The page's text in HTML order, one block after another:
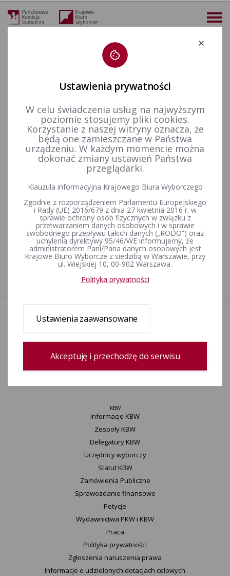
Deklaracja dostępności
06-07-2025
KALENDARIUM 13-07-2025
20-07-2025
Wybory uzupełniające do Rady Miejskiej Gminy Dobrzyca w
okręgu wyborczym nr 3, zarządzone na dzień 13 lipca 2025 r.
Wybory uzupełniające do Rady Gminy i Miasta Odolanów w
okręgu wyborczym nr 1, zarządzone na dzień 13 lipca 2025 r.
Wybory uzupełniające do Rady Miejskiej w Mogielnicy w
okręgu wyborczym nr 8 zarządzone na dzień 13 lipca 2025 r.
Aktualności
Informacje
Konkurs „Wybieram Wybory”
KBW
Informacje KBW
Zespoły KBW
Delegatury ​KBW
Urzędnicy wyborczy
Statut K​BW
Zamówienia Publiczne
Sprawozdanie finansowe
Petycje
Wydawnictwa PKW i KBW
Praca
Polityka prywatności
Zgłoszenia naruszenia prawa
Informacje o udzielonych dotacjach celowych
Ustawienia prywatności
W celu świadczenia usług na najwyższym
poziomie stosujemy pliki cookies.
Korzystanie z naszej witryny oznacza, że
będą one zamieszczane w Państwa
urządzeniu. W każdym momencie można
dokonać zmiany ustawień Państwa
przeglądarki.
Klauzula informacyjna Krajowego Biura Wyborczego
Zgodnie z rozporządzeniem Parlamentu Europejskiego
i Rady (UE) 2016/679 z dnia 27 kwietnia 2016 r. w
sprawie ochrony osób fizycznych w związku z
przetwarzaniem danych osobowych i w sprawie
swobodnego przepływu takich danych („RODO”) oraz
uchylenia dyrektywy 95/46/WE informujemy, że
administratorem Pani/Pana danych osobowych jest
Krajowe Biuro Wyborcze z siedzibą w Warszawie, przy
ul. Wiejskiej 10, 00-902 Warszawa.
Polityka prywatności
Ustawienia zaawansowane
Akceptuję i przechodzę do serwisu